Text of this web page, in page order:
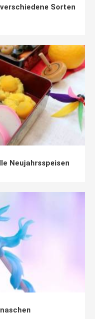
Sorten
Neujahrsspeisen